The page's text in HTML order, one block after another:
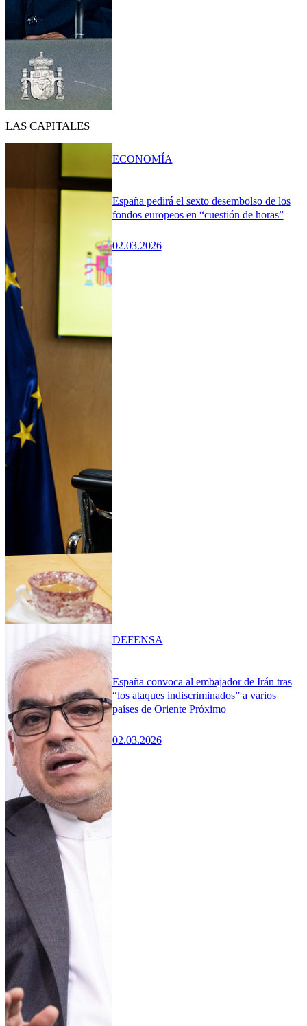
LAS CAPITALES
España pedirá el sexto desembolso de los
fondos europeos en “cuestión de horas”
02.03.2026
ECONOMÍA
España convoca al embajador de Irán tras
“los ataques indiscriminados” a varios
países de Oriente Próximo
02.03.2026
DEFENSA